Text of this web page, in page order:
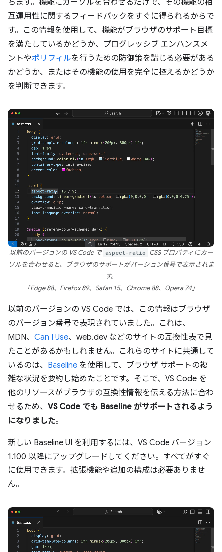
ちます。機能にカーソルを合わせるだけで、その機能の相
互運用性に関するフィードバックをすぐに得られるからで
す。この情報を使用して、機能がブラウザのサポート目標
を満たしているかどうか、プログレッシブ エンハンスメ
ントやポリフィルを行うための防御策を講じる必要がある
かどうか、またはその機能の使用を完全に控えるかどうか
を判断できます。
以前のバージョンの VS Code で aspect-ratio CSS プロパティにカー
ソルを合わせると、ブラウザのサポートがバージョン番号で表示されま
す。
「Edge 88、Firefox 89、Safari 15、Chrome 88、Opera 74」
以前のバージョンの VS Code では、この情報はブラウザ
のバージョン番号で表現されていました。これは、
MDN、 Can I Use、web.dev などのサイトの互換性表で見
たことがあるかもしれません。これらのサイトに共通して
いるのは、 Baseline を使用して、ブラウザ サポートの複
雑な状況を要約し始めたことです。そこで、VS Code を
他のリソースがブラウザの互換性情報を伝える方法に合わ
せるため、 VS Code でも Baseline がサポートされるよう
になりました。
新しい Baseline UI を利用するには、VS Code バージョン
1.100 以降にアップグレードしてください。すべてがすぐ
に使用できます。拡張機能や追加の構成は必要ありませ
ん。